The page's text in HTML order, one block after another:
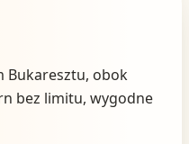
Bukaresztu, obok
bez limitu, wygodne